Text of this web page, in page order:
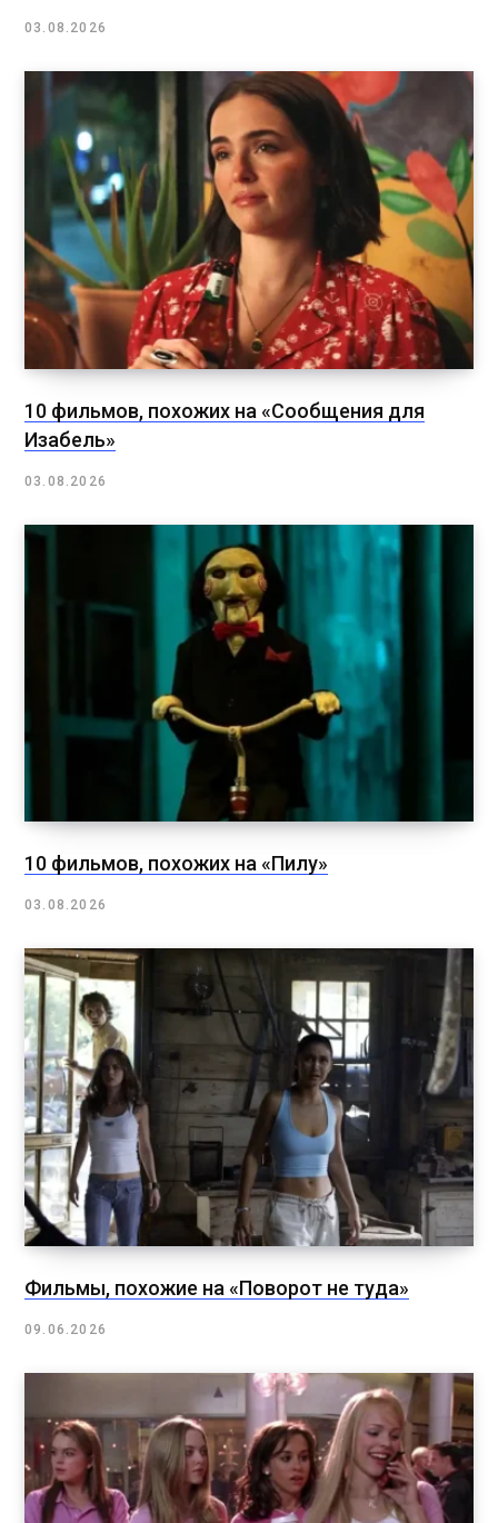
03.08.2026
10 фильмов, похожих на «Сообщения для
Изабель»
03.08.2026
10 фильмов, похожих на «Пилу»
03.08.2026
Фильмы, похожие на «Поворот не туда»
09.06.2026